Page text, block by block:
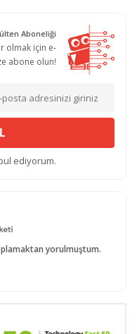
Aboneliği
olmak için e-
abone olun!
ediyorum.
yorulmuştum.